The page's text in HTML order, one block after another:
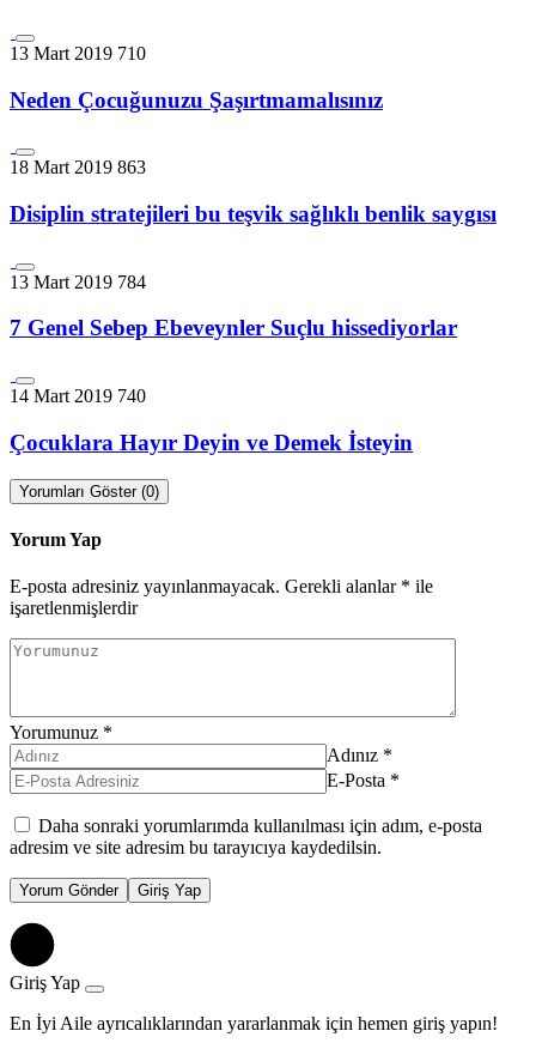
13 Mart 2019 710
Neden Çocuğunuzu Şaşırtmamalısınız
18 Mart 2019 863
Disiplin stratejileri bu teşvik sağlıklı benlik saygısı
13 Mart 2019 784
7 Genel Sebep Ebeveynler Suçlu hissediyorlar
14 Mart 2019 740
Çocuklara Hayır Deyin ve Demek İsteyin
Yorumları Göster (0)
Yorum Yap
E-posta adresiniz yayınlanmayacak. Gerekli alanlar * ile
işaretlenmişlerdir
Yorumunuz *
Adınız *
E-Posta *
Daha sonraki yorumlarımda kullanılması için adım, e-posta
adresim ve site adresim bu tarayıcıya kaydedilsin.
Yorum Gönder Giriş Yap
Giriş Yap
En İyi Aile ayrıcalıklarından yararlanmak için hemen giriş yapın!